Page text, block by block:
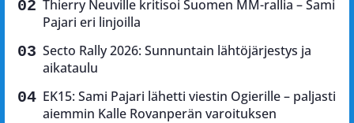
Thierry Neuville kritisoi Suomen MM-rallia – Sami
Pajari eri linjoilla
Secto Rally 2026: Sunnuntain lähtöjärjestys ja
aikataulu
EK15: Sami Pajari lähetti viestin Ogierille – paljasti
aiemmin Kalle Rovanperän varoituksen